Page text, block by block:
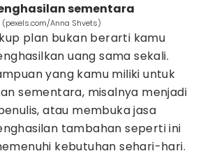
sementara
Anna Shvets)
plan bukan berarti kamu
uang sama sekali.
yang kamu miliki untuk
sementara, misalnya menjadi
atau membuka jasa
tambahan seperti ini
kebutuhan sehari-hari.